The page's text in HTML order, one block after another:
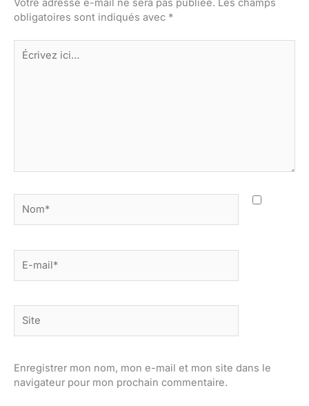
Votre adresse e-mail ne sera pas publiée. Les champs
obligatoires sont indiqués avec *
Écrivez
ici…
mail*
Enregistrer mon nom, mon e-mail et mon site dans le
navigateur pour mon prochain commentaire.